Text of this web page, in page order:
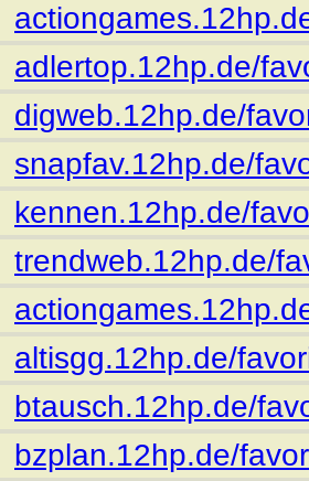
adlertop.12hp.de/
digweb.12hp.de/
snapfav.12hp.de/
kennen.12hp.de/
trendweb.12hp.de/
altisgg.12hp.de/
btausch.12hp.de/
bzplan.12hp.de/